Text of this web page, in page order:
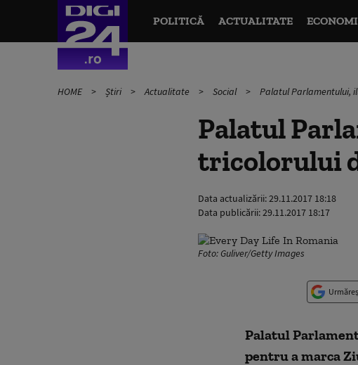
POLITICĂ ACTUALITATE
HOME Știri Actualitate Social Palatul Parlamentului,
Palatul
tricolorului
Data actualizării:29.11.2017 18:18
Data publicării:29.11.2017 18:17
Foto: Guliver/Getty Images
Palatul
pentru a marca